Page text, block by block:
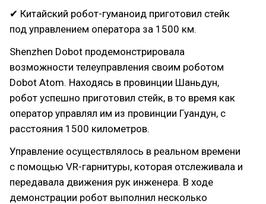
✔ Китайский робот-гуманоид приготовил стейк
под управлением оператора за 1500 км.
Shenzhen Dobot продемонстрировала
возможности телеуправления своим роботом
Dobot Atom. Находясь в провинции Шаньдун,
робот успешно приготовил стейк, в то время как
оператор управлял им из провинции Гуандун, с
расстояния 1500 километров.
Управление осуществлялось в реальном времени
с помощью VR-гарнитуры, которая отслеживала и
передавала движения рук инженера. В ходе
демонстрации робот выполнил несколько